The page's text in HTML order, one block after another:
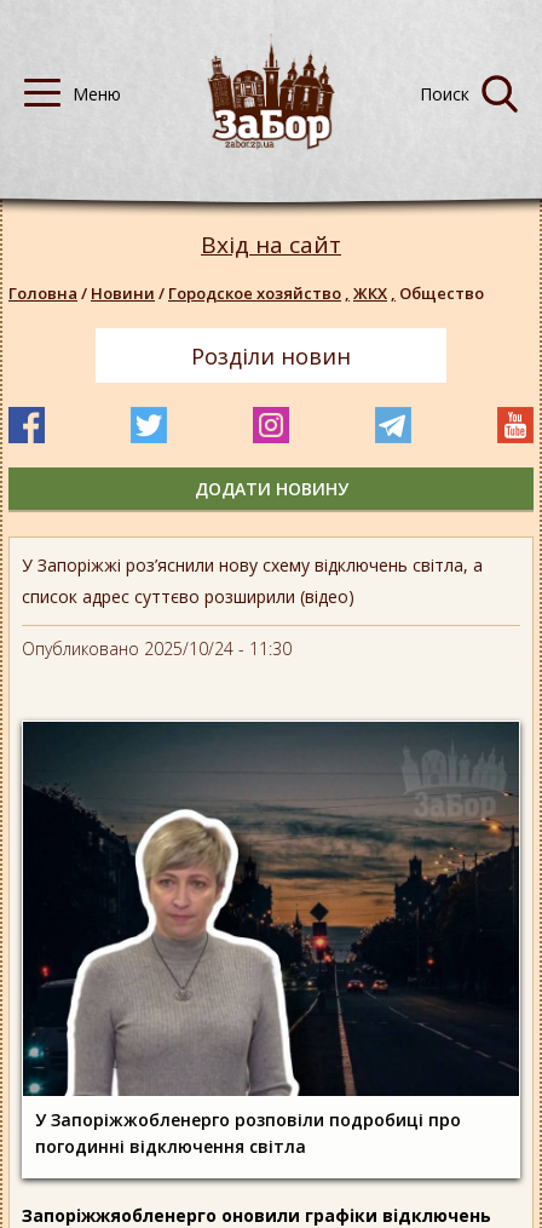
У Запоріжжі роз’яснили нову схему відключень світла, а
список адрес суттєво розширили (відео)
Опубликовано 2025/10/24 - 11:30
У Запоріжжобленерго розповіли подробиці про
погодинні відключення світла
Запоріжжяобленерго оновили графіки відключень
Вхід на сайт
Головна / Новини / Городское хозяйство , ЖКХ , Общество
Розділи новин
ДОДАТИ НОВИНУ